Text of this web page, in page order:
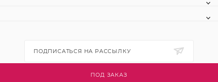
ПОД ЗАКАЗ
ПОДПИСАТЬСЯ НА РАССЫЛКУ